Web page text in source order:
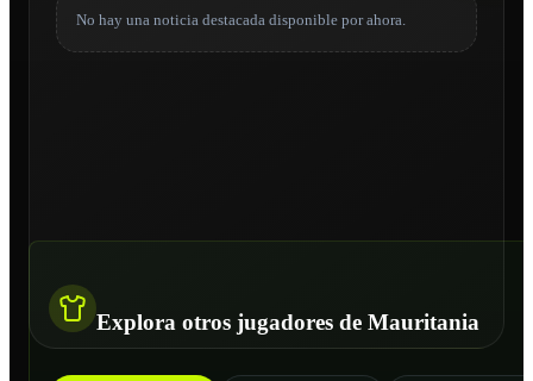
No hay una noticia destacada disponible por ahora.
Explora otros jugadores de Mauritania